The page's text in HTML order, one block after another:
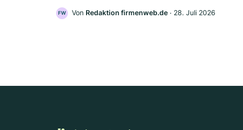
FW Von Redaktion firmenweb.de ‧ 28. Juli 2026